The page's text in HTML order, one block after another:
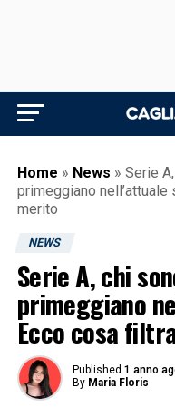
Home » News » Serie
primeggiano
merito
NEWS
Serie A, chi
primeggiano
Ecco cosa
Published 1 anno
By Maria Floris